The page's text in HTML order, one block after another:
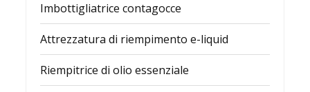
Imbottigliatrice contagocce
Attrezzatura di riempimento e-liquid
Riempitrice di olio essenziale